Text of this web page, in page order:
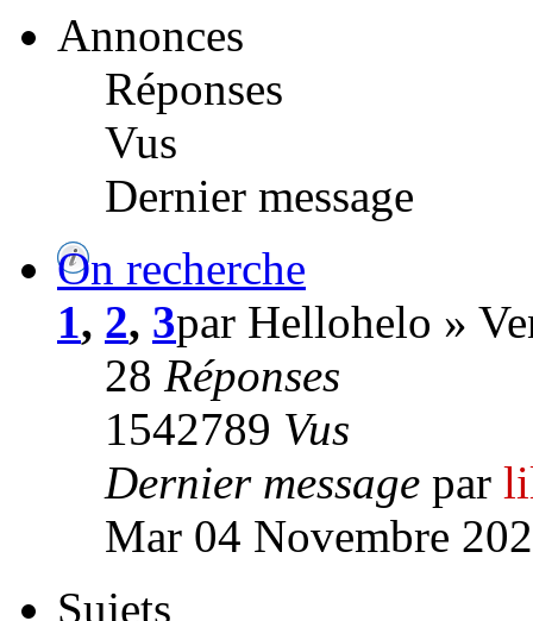
Annonces
Réponses
Vus
Dernier message
On recherche
1, 2, 3par Hellohelo »
28 Réponses
1542789 Vus
Dernier message par
Mar 04 Novembre
Sujets